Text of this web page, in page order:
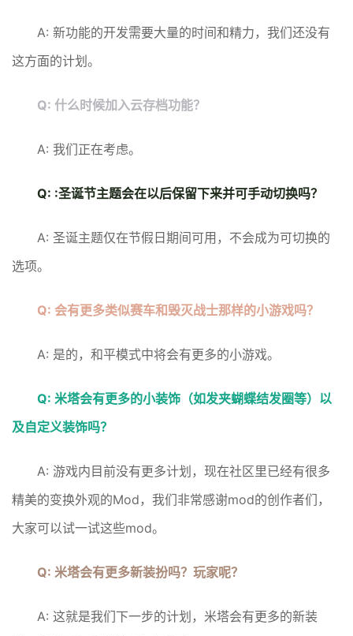
A: 新功能的开发需要大量的时间和精力，我们还没有
这方面的计划。
Q: 什么时候加入云存档功能？
A: 我们正在考虑。
Q: :圣诞节主题会在以后保留下来并可手动切换吗？
A: 圣诞主题仅在节假日期间可用，不会成为可切换的
选项。
Q: 会有更多类似赛车和毁灭战士那样的小游戏吗？
A: 是的，和平模式中将会有更多的小游戏。
Q: 米塔会有更多的小装饰（如发夹蝴蝶结发圈等）以
及自定义装饰吗？
A: 游戏内目前没有更多计划，现在社区里已经有很多
精美的变换外观的Mod，我们非常感谢mod的创作者们，
大家可以试一试这些mod。
Q: 米塔会有更多新装扮吗？玩家呢？
A: 这就是我们下一步的计划，米塔会有更多的新装